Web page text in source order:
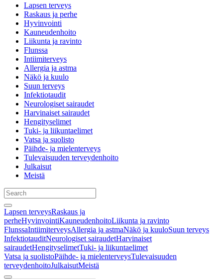
Lapsen terveys
Raskaus ja perhe
Hyvinvointi
Kauneudenhoito
Liikunta ja ravinto
Flunssa
Intiimiterveys
Allergia ja astma
Näkö ja kuulo
Suun terveys
Infektiotaudit
Neurologiset sairaudet
Harvinaiset sairaudet
Hengityselimet
Tuki- ja liikuntaelimet
Vatsa ja suolisto
Päihde- ja mielenterveys
Tulevaisuuden terveydenhoito
Julkaisut
Meistä
Lapsen terveysRaskaus ja
perheHyvinvointiKauneudenhoitoLiikunta ja ravinto
FlunssaIntiimiterveysAllergia ja astmaNäkö ja kuuloSuun terveys
InfektiotauditNeurologiset sairaudetHarvinaiset
sairaudetHengityselimetTuki- ja liikuntaelimet
Vatsa ja suolistoPäihde- ja mielenterveysTulevaisuuden
terveydenhoitoJulkaisutMeistä